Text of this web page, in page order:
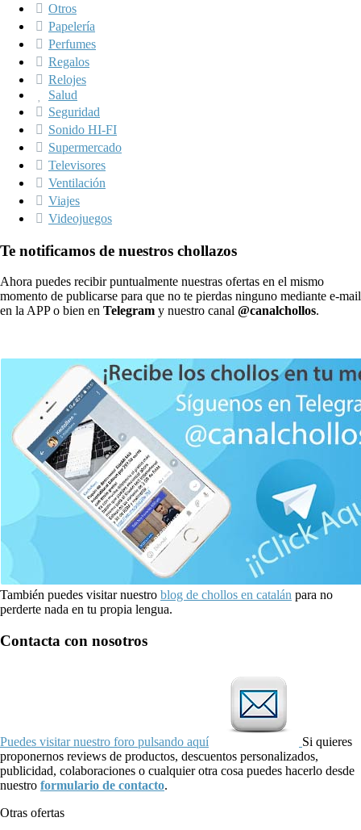
Otros
Papelería
Perfumes
Regalos
Relojes
Salud
Seguridad
Sonido HI-FI
Supermercado
Televisores
Ventilación
Viajes
Videojuegos
Te notificamos de nuestros chollazos
Ahora puedes recibir puntualmente nuestras ofertas en el mismo
momento de publicarse para que no te pierdas ninguno mediante e-mail
en la APP o bien en Telegram y nuestro canal @canalchollos.
También puedes visitar nuestro blog de chollos en catalán para no
perderte nada en tu propia lengua.
Contacta con nosotros
Puedes visitar nuestro foro pulsando aquí
Si quieres
proponernos reviews de productos, descuentos personalizados,
publicidad, colaboraciones o cualquier otra cosa puedes hacerlo desde
nuestro formulario de contacto.
Otras ofertas